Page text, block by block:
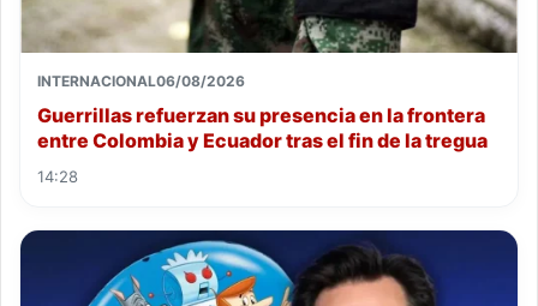
INTERNACIONAL06/08/2026
Guerrillas refuerzan su presencia en la frontera
entre Colombia y Ecuador tras el fin de la tregua
14:28